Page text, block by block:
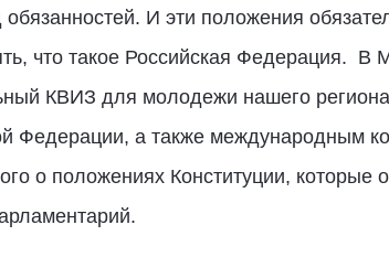
И эти положения
что такое Российская Федерация. В
КВИЗ для молодежи нашего
Федерации, а также международным
о положениях Конституции,